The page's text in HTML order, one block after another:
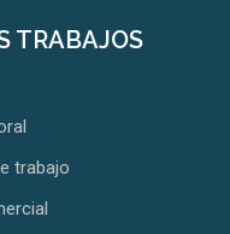
TRABAJOS
trabajo